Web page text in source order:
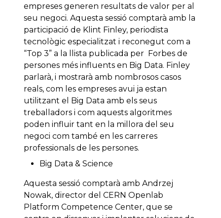
empreses generen resultats de valor per al
seu negoci. Aquesta sessió comptarà amb la
participació de Klint Finley, periodista
tecnològic especialitzat i reconegut com a
“Top 3” a la llista publicada per Forbes de
persones més influents en Big Data. Finley
parlarà, i mostrarà amb nombrosos casos
reals, com les empreses avui ja estan
utilitzant el Big Data amb els seus
treballadors i com aquests algoritmes
poden influir tant en la millora del seu
negoci com també en les carreres
professionals de les persones.
Big Data & Science
Aquesta sessió comptarà amb Andrzej
Nowak, director del CERN Openlab
Platform Competence Center, que se